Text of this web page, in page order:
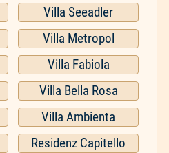
Villa Seeadler
Villa Metropol
Villa Fabiola
Villa Bella Rosa
Villa Ambienta
Residenz Capitello